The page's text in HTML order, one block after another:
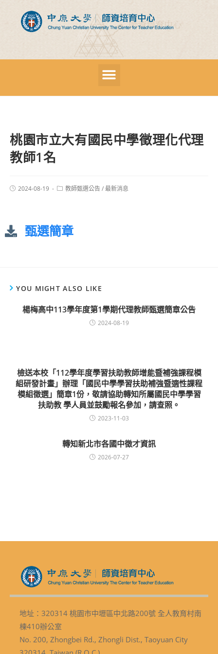
桃園市立大有國民中學徵理化代理
教師1名
2024-08-19 教師甄選公告/最新消息
甄選簡章
YOU MIGHT ALSO LIKE
楊梅高中113學年度第1學期代理教師甄選簡章公告
2024-08-19
檢送本校「112學年度學習扶助教師增能暨補強課程模
組研發計畫」辦理「國民中學學習扶助補強暨適性課程
模組徵選」簡章1份，敬請協助轉知所屬國民中學學習
扶助教 學人員並鼓勵報名參加，請查照。
2023-11-03
轉知新北市各國中徵才資訊
2026-07-27
地址：320314 桃園市中壢區中北路200號 全人教育村南
棟410辦公室
No. 200, Zhongbei Rd., Zhongli Dist., Taoyuan City